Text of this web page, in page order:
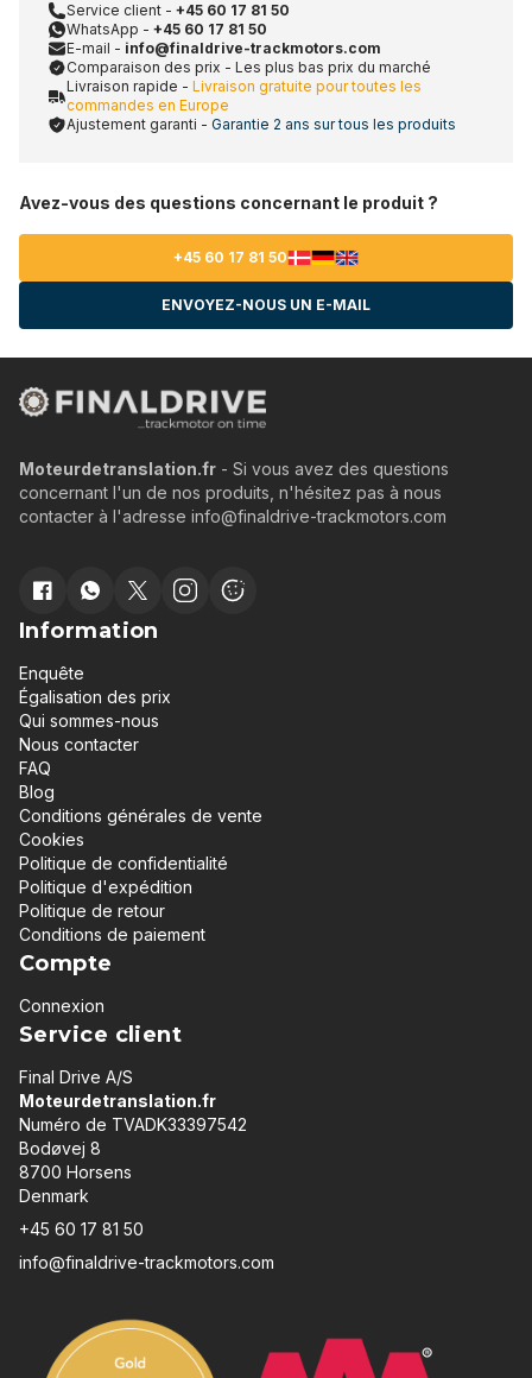
Service client - +45 60 17 81 50
WhatsApp - +45 60 17 81 50
E-mail - info@finaldrive-trackmotors.com
Comparaison des prix - Les plus bas prix du marché
Livraison rapide - Livraison gratuite pour toutes les
commandes en Europe
Ajustement garanti - Garantie 2 ans sur tous les produits
Avez-vous des questions concernant le produit ?
+45 60 17 81 50
ENVOYEZ-NOUS UN E-MAIL
Moteurdetranslation.fr - Si vous avez des questions
concernant l'un de nos produits, n'hésitez pas à nous
contacter à l'adresse info@finaldrive-trackmotors.com
Information
Enquête
Égalisation des prix
Qui sommes-nous
Nous contacter
FAQ
Blog
Conditions générales de vente
Cookies
Politique de confidentialité
Politique d'expédition
Politique de retour
Conditions de paiement
Compte
Connexion
Service client
Final Drive A/S
Moteurdetranslation.fr
Numéro de TVADK33397542
Bodøvej 8
8700 Horsens
Denmark
+45 60 17 81 50
info@finaldrive-trackmotors.com